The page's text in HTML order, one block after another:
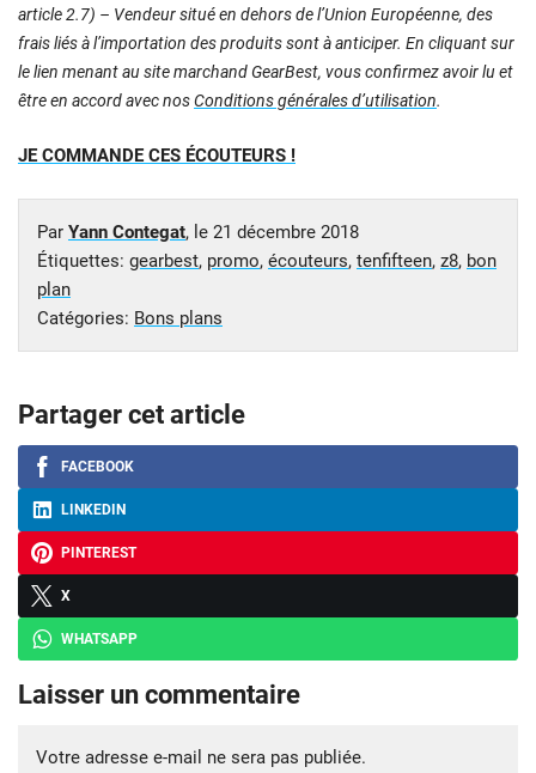
article 2.7) – Vendeur situé en dehors de l’Union Européenne, des
frais liés à l’importation des produits sont à anticiper. En cliquant sur
le lien menant au site marchand GearBest, vous confirmez avoir lu et
être en accord avec nosConditions générales d’utilisation.
JE COMMANDE CES ÉCOUTEURS !
Par Yann Contegat, le 21 décembre 2018
Étiquettes: gearbest, promo, écouteurs, tenfifteen, z8, bon
plan
Catégories: Bons plans
Partager cet article
FACEBOOK
LINKEDIN
PINTEREST
X
WHATSAPP
Laisser un commentaire
Votre adresse e-mail ne sera pas publiée.